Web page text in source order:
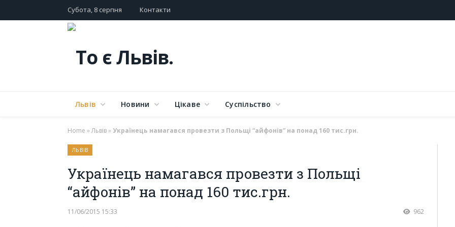
Субота, 8 серпня Контакти
Львів Новини Цікаве Суспільство
Home »Львів» Українець намагався провезти з Польщі “айфонів” на понад 160 тис.грн.
ЛЬВІВ
Українець намагався провезти з Польщі
“айфонів” на понад 160 тис.грн.
11/06/2015 15:33 962